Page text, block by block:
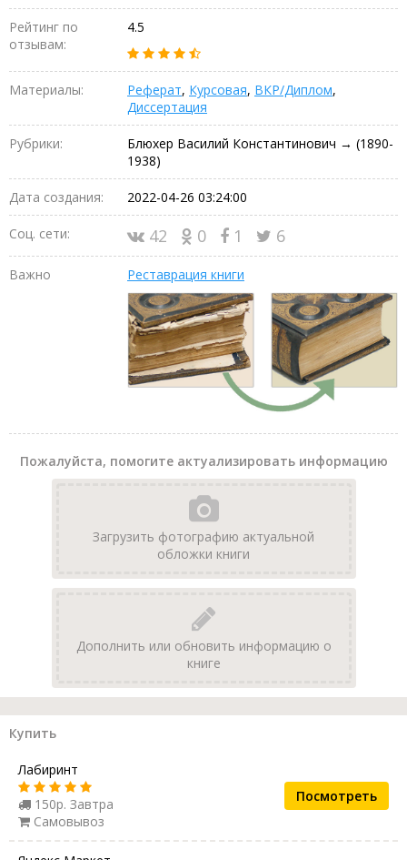
Рейтинг по
отзывам:
4.5
Материалы: Реферат, Курсовая, ВКР/Диплом,
Диссертация
Рубрики:
Блюхер Василий Константинович → (1890-
1938)
Дата создания: 2022-04-26 03:24:00
Соц. сети: 42 0 1 6
Важно Реставрация книги
Пожалуйста, помогите актуализировать информацию
Загрузить фотографию актуальной
обложки книги
Дополнить или обновить информацию о
книге
Купить
Лабиринт
150р. Завтра
Самовывоз
Посмотреть